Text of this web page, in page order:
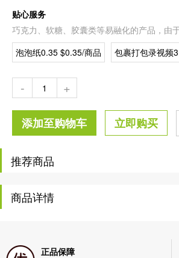
贴心服务
巧克力、软糖、胶囊类等易融化的产品，由
泡泡纸0.35 $0.35/商品
包裹打包录视频
- +
添加至购物车 立即购买
推荐商品
商品详情
正品保障